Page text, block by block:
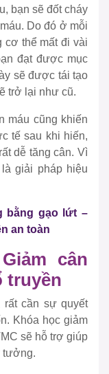
bạn sẽ đốt cháy
Do đó ở mỗi
cơ thể mất đi vài
đạt được mục
sẽ được tái tạo
trở lại như cũ.
máu cũng khiến
tế sau khi hiến,
dễ tăng cân. Vì
giải pháp hiệu
bằng gạo lứt –
an toàn
cân
truyền
rất cần sự quyết
Khóa học giảm
sẽ hỗ trợ giúp
tưởng.